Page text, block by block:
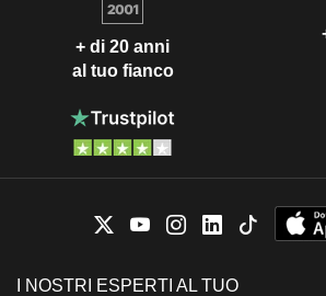
+ di 20 anni
al tuo fianco
I NOSTRI ESPERTI AL TUO